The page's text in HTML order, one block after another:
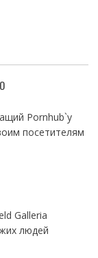
Pornhub`у
посетителям
Galleria
людей